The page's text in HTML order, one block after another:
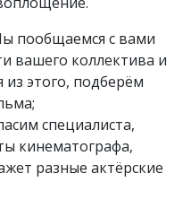
пообщаемся с вами
вашего коллектива и
из этого, подберём
специалиста,
кинематографа,
разные актёрские